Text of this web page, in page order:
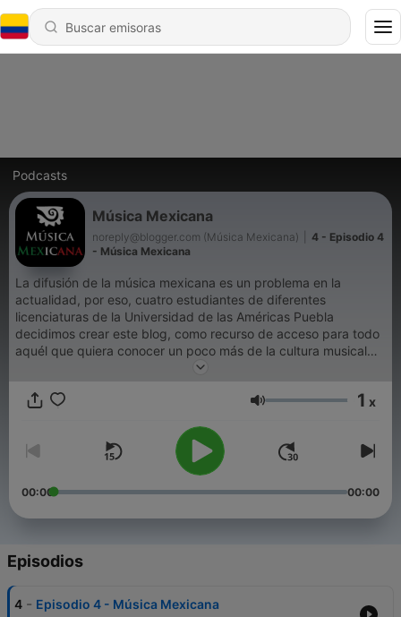
Podcasts
Música Mexicana
noreply@blogger.com (Música Mexicana)
4 - Episodio 4
- Música Mexicana
La difusión de la música mexicana es un problema en la
actualidad, por eso, cuatro estudiantes de diferentes
licenciaturas de la Universidad de las Américas Puebla
decidimos crear este blog, como recurso de acceso para todo
aquél que quiera conocer un poco más de la cultura musical
Volumen 1 x
00:00 00:00
Episodios
4 - Episodio 4 - Música Mexicana